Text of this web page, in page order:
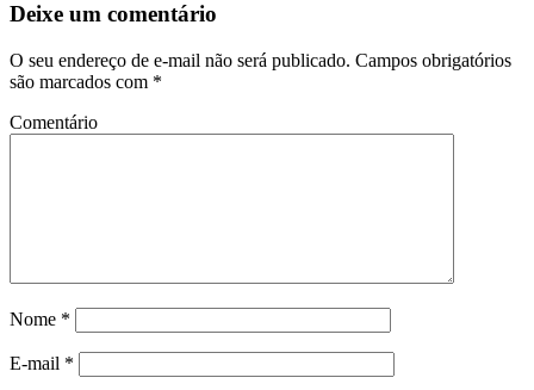
Deixe um comentário
O seu endereço de e-mail não será publicado. Campos obrigatórios
são marcados com *
Comentário
Nome *
E-mail *